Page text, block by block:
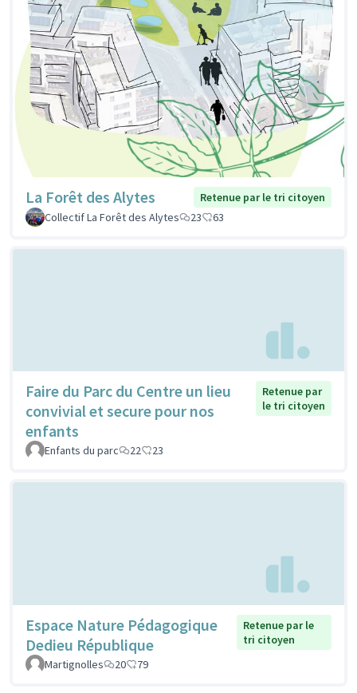
La Forêt des Alytes
Retenue par le tri citoyen
Collectif La Forêt des Alytes
23 63
Faire du Parc du Centre un lieu
convivial et secure pour nos
enfants
Retenue par
le tri citoyen
Enfants du parc 22 23
Espace Nature Pédagogique
Dedieu République
Retenue par le
tri citoyen
Martignolles
20 79